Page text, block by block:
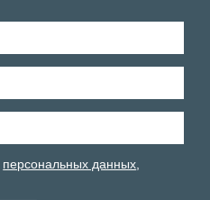
персональных данных